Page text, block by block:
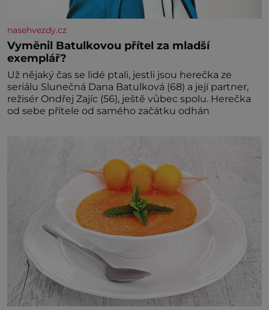
nasehvezdy.cz
Vyměnil Batulkovou přítel za mladší
exemplář?
Už nějaký čas se lidé ptali, jestli jsou herečka ze
seriálu Slunečná Dana Batulková (68) a její partner,
režisér Ondřej Zajíc (56), ještě vůbec spolu. Herečka
od sebe přítele od samého začátku odhán